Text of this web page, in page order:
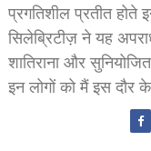
प्रगतिशील प्रतीत होते
सिलेब्रिटीज़ ने यह
शातिराना और
इन लोगों को मैं इस दौर